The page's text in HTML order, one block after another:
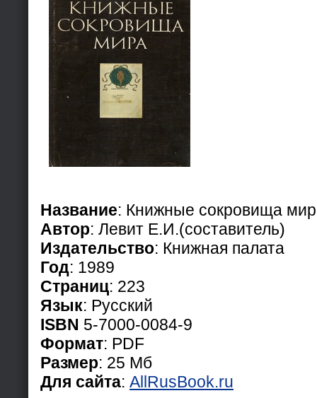
Название: Книжные сокровища
Автор: Левит Е.И.(составитель)
Издательство: Книжная палата
Год: 1989
Страниц: 223
Язык: Русский
ISBN 5-7000-0084-9
Формат: PDF
Размер: 25 Мб
Для сайта: AllRusBook.ru